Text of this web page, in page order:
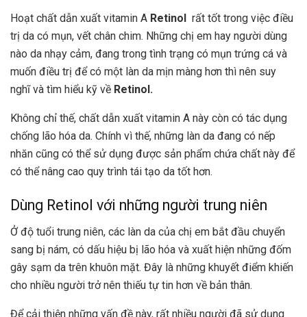
Hoạt chất dẫn xuất vitamin A Retinol rất tốt trong việc điều
trị da có mụn, vết chân chim. Những chị em hay người dùng
nào da nhạy cảm, đang trong tình trạng có mụn trứng cá và
muốn điều trị để có một làn da mịn màng hơn thì nên suy
nghĩ và tìm hiểu kỹ về Retinol.
Không chỉ thế, chất dẫn xuất vitamin A này còn có tác dụng
chống lão hóa da. Chính vì thế, những làn da đang có nếp
nhăn cũng có thể sử dụng được sản phẩm chứa chất này để
có thể nâng cao quy trình tái tạo da tốt hơn.
Dùng Retinol với những người trung niên
Ở độ tuổi trung niên, các làn da của chị em bắt đầu chuyển
sang bị nám, có dấu hiệu bị lão hóa và xuất hiện những đốm
gây sạm da trên khuôn mặt. Đây là những khuyết điểm khiến
cho nhiều người trở nên thiếu tự tin hơn về bản thân.
Để cải thiện những vấn đề này, rất nhiều người đã sử dụng